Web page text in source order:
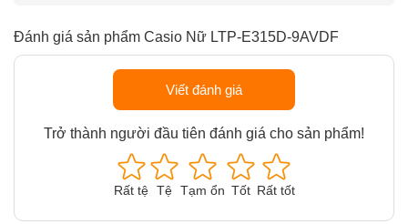
Đánh giá sản phẩm Casio Nữ LTP-E315D-9AVDF
Viết đánh giá
Trở thành người đầu tiên đánh giá cho sản phẩm!
Rất tệ Tệ Tạm ổn Tốt Rất tốt